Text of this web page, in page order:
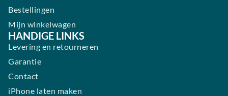
Bestellingen
Mijn winkelwagen
HANDIGE LINKS
Levering en retourneren
Garantie
Contact
iPhone laten maken